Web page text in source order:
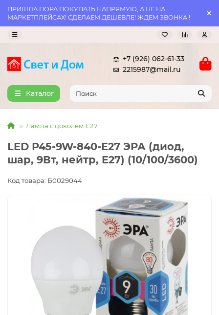
ПРИШЛА ПОРА ПОКУПАТЬ НАПРЯМУЮ, А НЕ НА
МАРКЕТПЛЕЙСАХ! СДЕЛАЕМ ДЕШЕВЛЕ! ЖДЕМ ЗВОНКА !
+7 (926) 062-61-33
2215987@mail.ru
Каталог
Лампа с цоколем Е27
LED P45-9W-840-E27 ЭРА (диод,
шар, 9Вт, нейтр, E27) (10/100/3600)
Код товара: Б0029044